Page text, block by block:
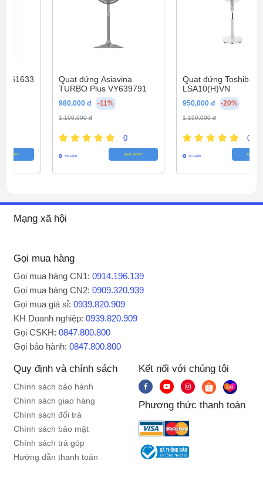
Quạt đứng Toshiba có
động cơ bạc thau bền
gia đình bạn ngủ ngon giấc
Chiều cao quạt có thể điều chỉnh linh hoạt
bằng cách thao tác với núm vặn phía sau
thân quạt
Lồng quạt có cácnan đan khít, đảm bảo an
việc làm sạch cánh và lồng quạt
Quạt đứng Asiavina
TURBO Plus VY639791
-11%
0
Quạt đứng Toshiba F-
LSA10(H)VN
-20%
0
Kết nối với chúng tôi
Phương thức thanh toán
Gọi mua hàng
Gọi mua hàng CN1:0914.196.139
Gọi mua hàng CN2:0909.320.939
Gọi mua giá sỉ:0939.820.909
KH Doanh nghiệp:0939.820.909
Gọi CSKH:0847.800.800
Gọi bảo hành:0847.800.800
Quy định và chính sách
Chính sách bảo hành
Chính sách giao hàng
Chính sách đổi trả
Chính sách bảo mật
Chính sách trả góp
Hướng dẫn thanh toán
Mạng xã hội